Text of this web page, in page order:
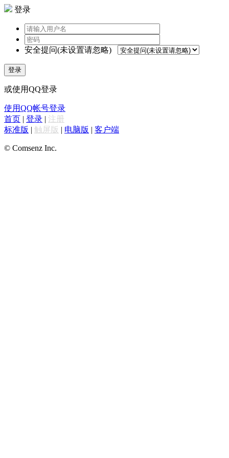
登录
安全提问(未设置请忽略)
登录
或使用QQ登录
使用QQ帐号登录
首页 | 登录 | 注册
标准版 | 触屏版 | 电脑版 | 客户端
© Comsenz Inc.